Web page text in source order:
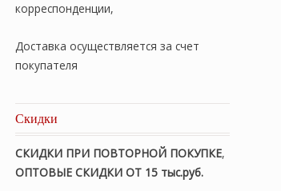
корреспонденции,
Доставка осуществляется за счет
покупателя
Скидки
СКИДКИ ПРИ ПОВТОРНОЙ ПОКУПКЕ,
ОПТОВЫЕ СКИДКИ ОТ 15 тыс.руб.